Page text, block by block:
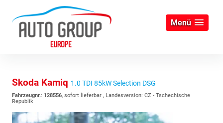
Menü
Skoda Kamiq 1.0 TDI 85kW Selection DSG
Fahrzeugnr.: 128556, sofort lieferbar , Landesversion: CZ - Tschechische
Republik